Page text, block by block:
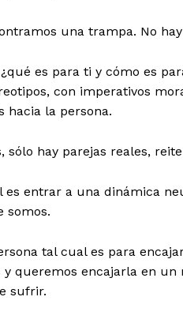
una trampa. No
es para ti y cómo es
con imperativos
hacia la persona.
sólo hay parejas reales,
entrar a una dinámica
somos.
tal cual es para
y queremos encajarla en
sufrir.